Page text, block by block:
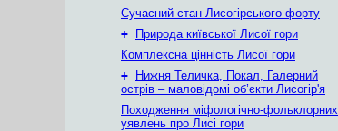
Сучасний стан Лисогірського форту
+
Природа київської Лисої гори
Комплексна цінність Лисої гори
+
Нижня Теличка, Покал, Галерний
острів – маловідомі об’єкти Лисогір'я
Походження міфологічно-фольклорних
уявлень про Лисі гори